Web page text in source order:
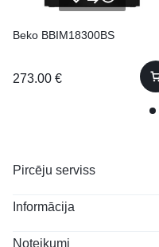
Beko BBIM18300BS
273.00 €
Pircēju serviss
Informācija
Noteikumi